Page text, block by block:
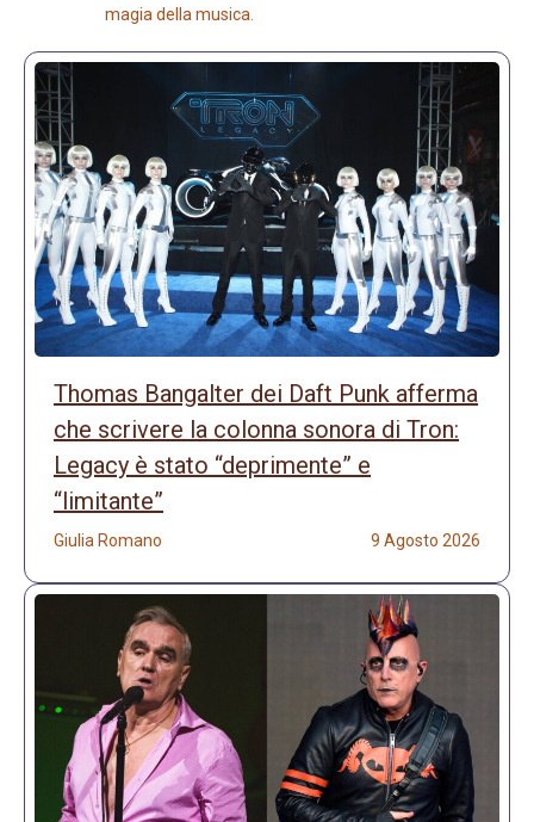
magia della musica.
Thomas Bangalter dei Daft Punk afferma
che scrivere la colonna sonora di Tron:
Legacy è stato “deprimente” e
“limitante”
Giulia Romano 9 Agosto 2026